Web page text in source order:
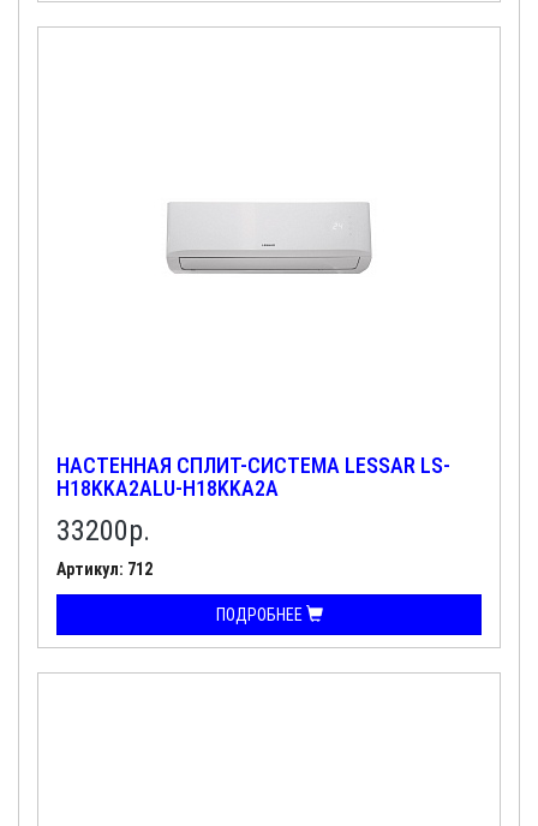
НАСТЕННАЯ СПЛИТ-СИСТЕМА LESSAR LS-
H18KKA2ALU-H18KKA2A
33200р.
Артикул: 712
ПОДРОБНЕЕ